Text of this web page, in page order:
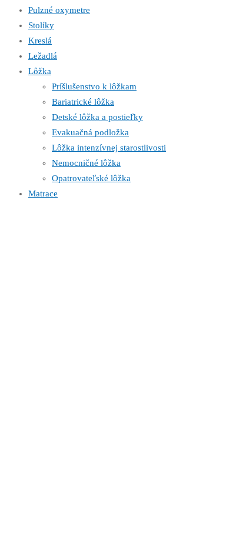
Pulzné oxymetre
Stolíky
Kreslá
Ležadlá
Lôžka
Príšlušenstvo k lôžkam
Bariatrické lôžka
Detské lôžka a postieľky
Evakuačná podložka
Lôžka intenzívnej starostlivosti
Nemocničné lôžka
Opatrovateľské lôžka
Matrace